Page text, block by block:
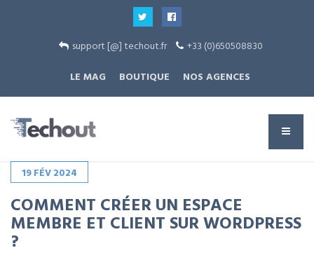
support [@] techout.fr
+33 (0)650508830
LE MAG
BOUTIQUE NOS AGENCES
19FÉV2024
COMMENT CRÉER UN ESPACE
MEMBRE ET CLIENT SUR WORDPRESS
?